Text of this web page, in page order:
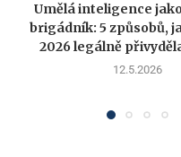
Umělá inteligence
brigádník: 5 způsobů,
2026 legálně
12.5.2026